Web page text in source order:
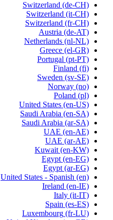
Switzerland (de-CH)
Switzerland (it-CH)
Switzerland (fr-CH)
Austria (de-AT)
Netherlands (nl-NL)
Greece (el-GR)
Portugal (pt-PT)
Finland (fi)
Sweden (sv-SE)
Norway (no)
Poland (pl)
United States (en-US)
Saudi Arabia (en-SA)
Saudi Arabia (ar-SA)
UAE (en-AE)
UAE (ar-AE)
Kuwait (en-KW)
Egypt (en-EG)
Egypt (ar-EG)
United States - Spanish (en)
Ireland (en-IE)
Italy (it-IT)
Spain (es-ES)
Luxembourg (fr-LU)